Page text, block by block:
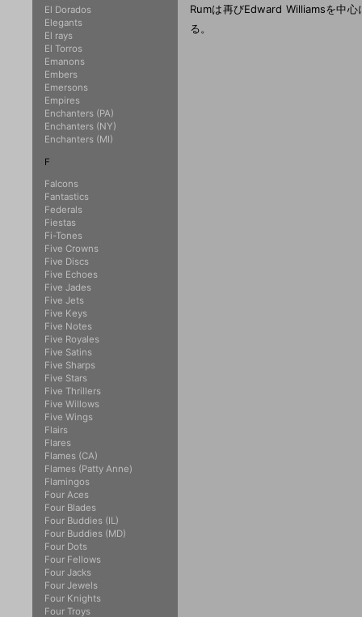
Rumは再びEdward Williamsを中
る。
El Dorados
Elegants
El rays
El Torros
Emanons
Embers
Emersons
Empires
Enchanters (PA)
Enchanters (NY)
Enchanters (MI)
F
Falcons
Fantastics
Federals
Fiestas
Fi-Tones
Five Crowns
Five Discs
Five Echoes
Five Jades
Five Jets
Five Keys
Five Notes
Five Royales
Five Satins
Five Sharps
Five Stars
Five Thrillers
Five Willows
Five Wings
Flairs
Flares
Flames (CA)
Flames (Patty Anne)
Flamingos
Four Aces
Four Blades
Four Buddies (IL)
Four Buddies (MD)
Four Dots
Four Fellows
Four Jacks
Four Jewels
Four Knights
Four Troys